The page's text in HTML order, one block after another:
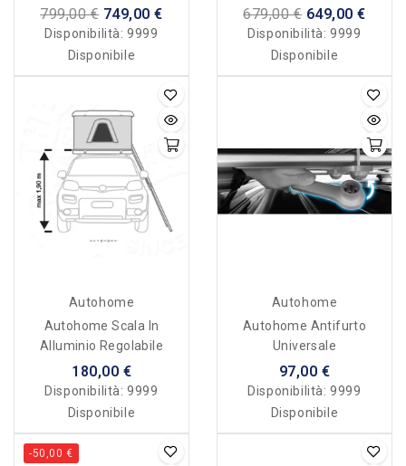
Maggiolina/Airtop -
Altezza Fuoristrada
799,00 € 749,00 €
Disponibilità:9999
Disponibile
Maggiolina/Airtop - Per
Auto
679,00 € 649,00 €
Disponibilità:9999
Disponibile
Autohome
Autohome Scala In
Alluminio Regolabile
180,00 €
Disponibilità:9999
Disponibile
Autohome
Autohome Antifurto
Universale
97,00 €
Disponibilità:9999
Disponibile
-50,00 €